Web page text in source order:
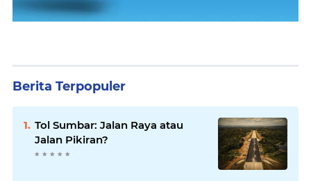
Berita Terpopuler
Tol Sumbar: Jalan Raya atau
Jalan Pikiran?